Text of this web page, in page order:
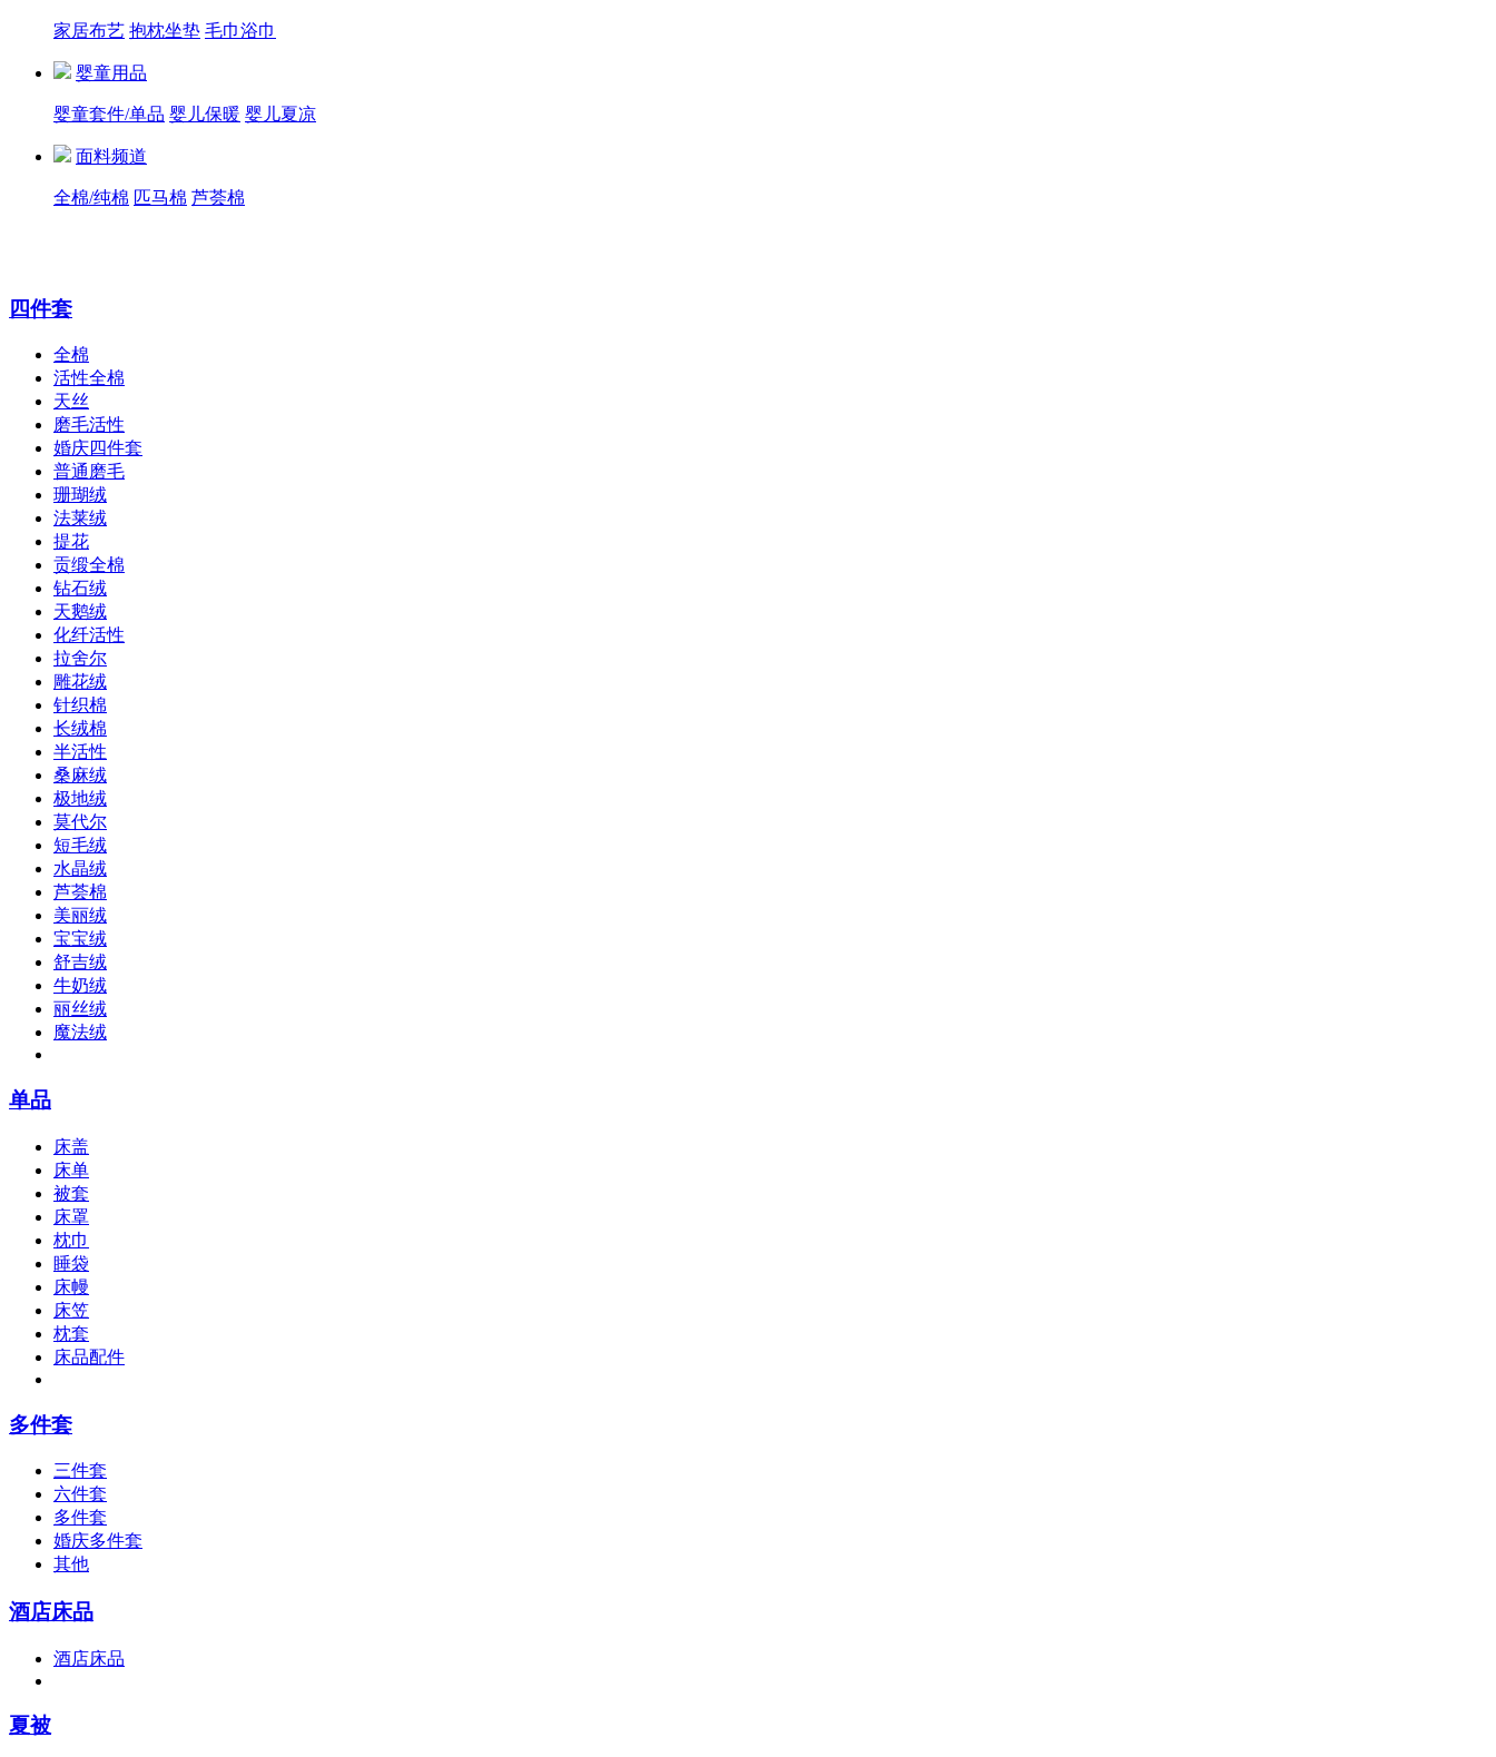
家居布艺 抱枕坐垫 毛巾浴巾
婴童用品
婴童套件/单品 婴儿保暖 婴儿夏凉
面料频道
全棉/纯棉 匹马棉 芦荟棉
四件套
全棉
活性全棉
天丝
磨毛活性
婚庆四件套
普通磨毛
珊瑚绒
法莱绒
提花
贡缎全棉
钻石绒
天鹅绒
化纤活性
拉舍尔
雕花绒
针织棉
长绒棉
半活性
桑麻绒
极地绒
莫代尔
短毛绒
水晶绒
芦荟棉
美丽绒
宝宝绒
舒吉绒
牛奶绒
丽丝绒
魔法绒
单品
床盖
床单
被套
床罩
枕巾
睡袋
床幔
床笠
枕套
床品配件
多件套
三件套
六件套
多件套
婚庆多件套
其他
酒店床品
酒店床品
夏被